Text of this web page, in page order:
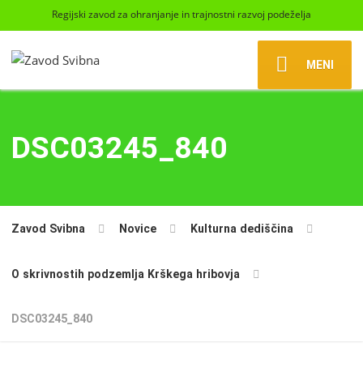
Regijski zavod za ohranjanje in trajnostni razvoj podeželja
MENI
DSC03245_840
Zavod Svibna Novice Kulturna dediščina
O skrivnostih podzemlja Krškega hribovja
DSC03245_840